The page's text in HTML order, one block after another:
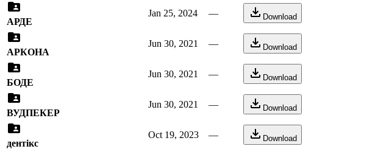
АРДЕ
Jan 25, 2024 — Download
АРКОНА
Jun 30, 2021 — Download
БОДЕ
Jun 30, 2021 — Download
ВУДПЕКЕР
Jun 30, 2021 — Download
дентікс
Oct 19, 2023 — Download